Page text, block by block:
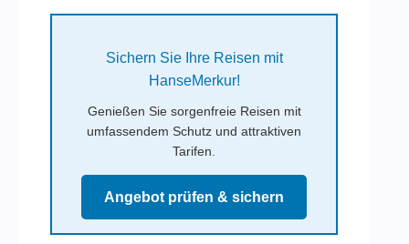
Sichern Sie Ihre Reisen mit
HanseMerkur!
Genießen Sie sorgenfreie Reisen mit
umfassendem Schutz und attraktiven
Tarifen.
Angebot prüfen & sichern